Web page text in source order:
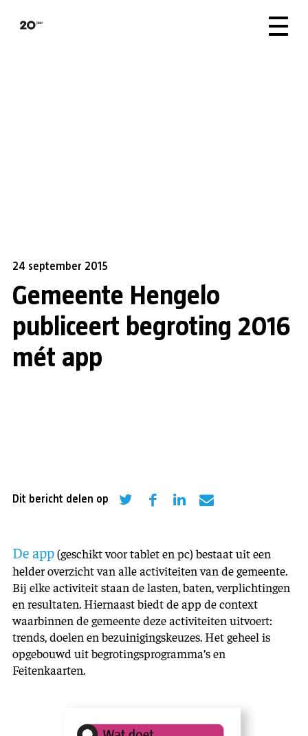
24 september 2015
Gemeente Hengelo
publiceert begroting 2016
mét app
Dit bericht delen op
De app(geschikt voor tablet en pc) bestaat uit een
helder overzicht van alle activiteiten van de gemeente.
Bij elke activiteit staan de lasten, baten, verplichtingen
en resultaten. Hiernaast biedt de app de context
waarbinnen de gemeente deze activiteiten uitvoert:
trends, doelen en bezuinigingskeuzes. Het geheel is
opgebouwd uit begrotingsprogramma’s en
Feitenkaarten.